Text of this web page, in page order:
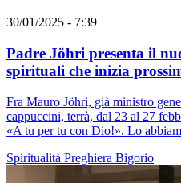
30/01/2025 - 7:39
Padre Jöhri presenta il
spirituali che inizia
Fra Mauro Jöhri, già ministro
cappuccini, terrà, dal 23 al 27
«A tu per tu con Dio!». Lo
Spiritualità Preghiera Bigorio